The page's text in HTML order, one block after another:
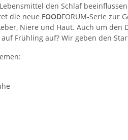
den Schlaf
die neue FOODFORUM-Serie zur
Niere und Haut. Auch um
Frühling auf? Wir geben den